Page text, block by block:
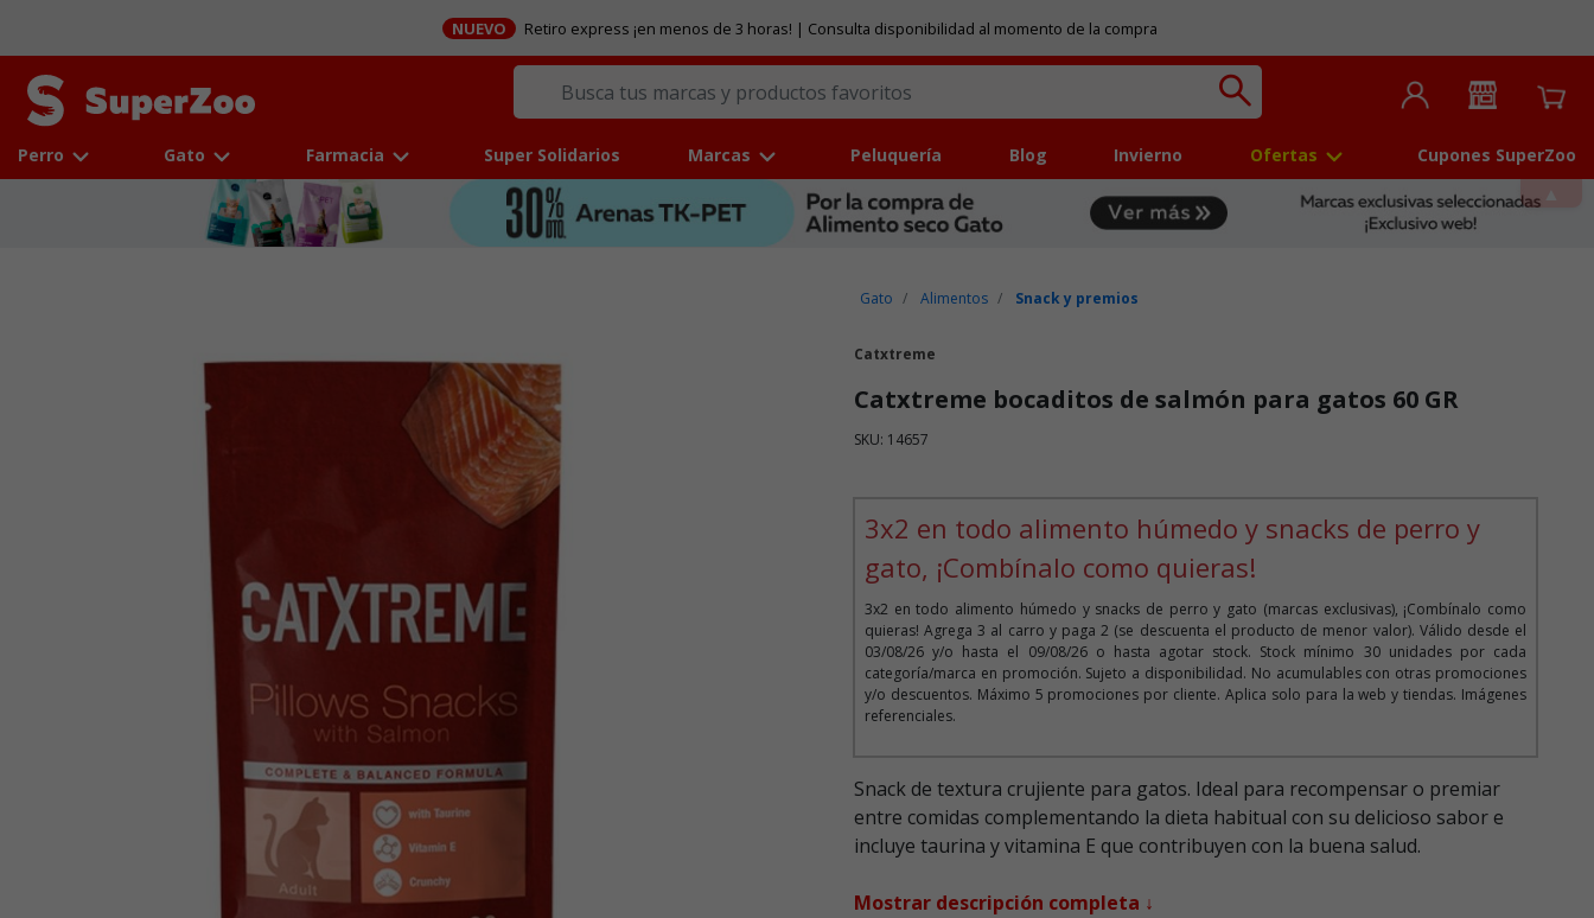
NUEVO Retiro express ¡en menos de 3 horas! | Consulta disponibilidad al momento de la compra
Perro Gato Farmacia Super Solidarios Marcas Peluquería Blog Invierno Ofertas Cupones SuperZoo
Gato Alimentos Snack y premios
Catxtreme
Catxtreme bocaditos de salmón para gatos 60 GR
SKU: 14657
3x2 en todo alimento húmedo y snacks de perro y
gato, ¡Combínalo como quieras!
3x2 en todo alimento húmedo y snacks de perro y gato (marcas exclusivas), ¡Combínalo como
quieras! Agrega 3 al carro y paga 2 (se descuenta el producto de menor valor). Válido desde el
03/08/26 y/o hasta el 09/08/26 o hasta agotar stock. Stock mínimo 30 unidades por cada
categoría/marca en promoción. Sujeto a disponibilidad. No acumulables con otras promociones
y/o descuentos. Máximo 5 promociones por cliente. Aplica solo para la web y tiendas. Imágenes
referenciales.
Snack de textura crujiente para gatos. Ideal para recompensar o premiar
entre comidas complementando la dieta habitual con su delicioso sabor e
incluye taurina y vitamina E que contribuyen con la buena salud.
Mostrar descripción completa ↓